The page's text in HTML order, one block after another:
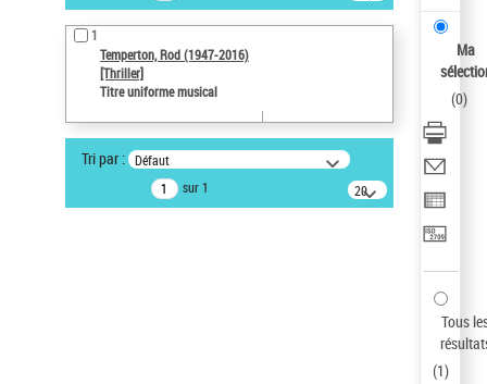
Œuvres liées à l'auteur :
Temperton, Rod (1947-2016)
Auteur d’œuvre
Type de notice d'autorité
résultats/page
1
Temperton, Rod (1947-2016)
[Thriller]
Titre uniforme musical
Tri par : Défaut
sur 1
20
résultats/page
Ma
(0)
Tous
(1)